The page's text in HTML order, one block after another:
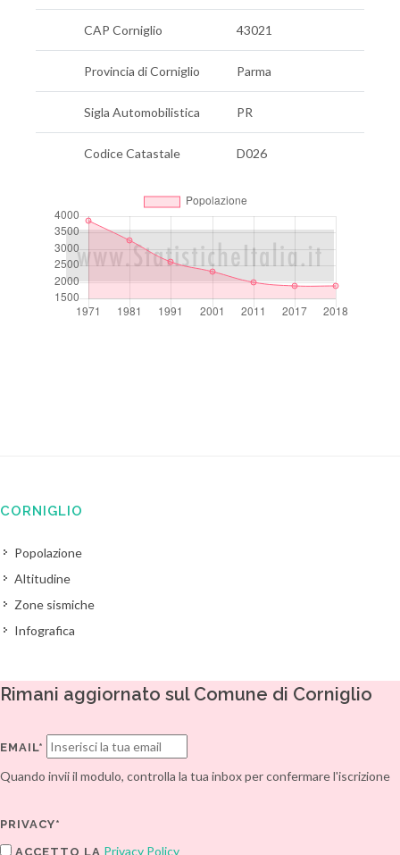
CAP Corniglio 43021
Provincia di Corniglio Parma
Sigla Automobilistica PR
Codice Catastale D026
CORNIGLIO
Popolazione
Altitudine
Zone sismiche
Infografica
Rimani aggiornato sul Comune di Corniglio
EMAIL*
Quando invii il modulo, controlla la tua inbox per confermare l'iscrizione
PRIVACY*
ACCETTO LA Privacy Policy